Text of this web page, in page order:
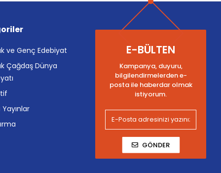
ve Genç Edebiyat
Çağdaş Dünya
Yayınlar
E-BÜLTEN
Kampanya, duyuru,
bilgilendirmelerden e-
posta ile haberdar olmak
istiyorum.
GÖNDER